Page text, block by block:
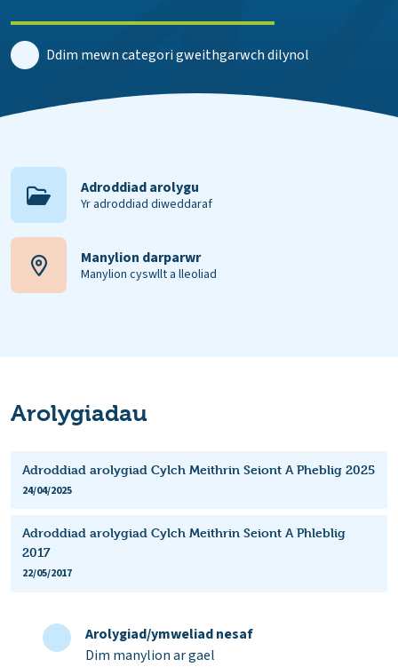
Ddim mewn categori gweithgarwch dilynol
Adroddiad arolygu
Yr adroddiad diweddaraf
Manylion darparwr
Manylion cyswllt a lleoliad
Arolygiadau
Adroddiad arolygiad Cylch Meithrin Seiont A Pheblig 2025
24/04/2025
Adroddiad arolygiad Cylch Meithrin Seiont A Phleblig
2017
22/05/2017
Arolygiad/ymweliad nesaf
Dim manylion ar gael